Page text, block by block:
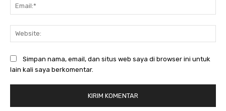
Simpan nama, email, dan situs web saya di browser ini untuk
lain kali saya berkomentar.